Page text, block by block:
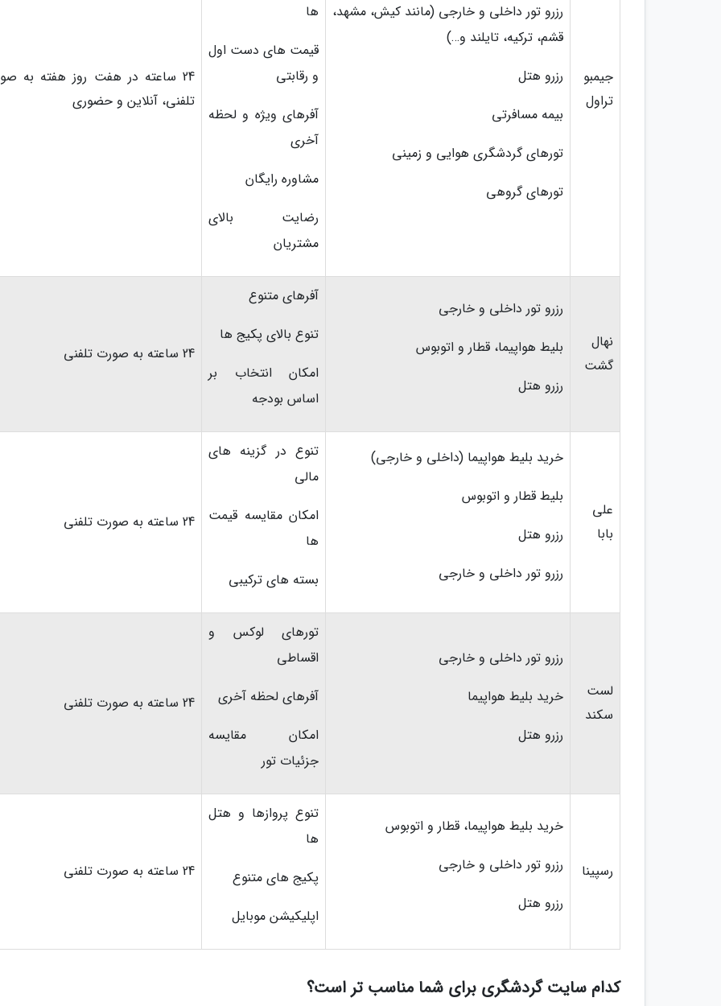
جیمبو
تراول
رزرو تور داخلی و خارجی (مانند کیش، مشهد،
قشم، ترکیه، تایلند و…)
رزرو هتل
بیمه مسافرتی
تورهای گردشگری هوایی و زمینی
تورهای گروهی
ها
قیمت های دست اول
و رقابتی
آفرهای ویژه و لحظه
آخری
مشاوره رایگان
رضایت بالای
مشتریان
24 ساعته در هفت روز هفته به
تلفنی، آنلاین و حضوری
نهال
گشت
رزرو تور داخلی و خارجی
بلیط هواپیما، قطار و اتوبوس
رزرو هتل
آفرهای متنوع
تنوع بالای پکیج ها
امکان انتخاب بر
اساس بودجه
24 ساعته به صورت تلفنی
علی
بابا
خرید بلیط هواپیما (داخلی و خارجی)
بلیط قطار و اتوبوس
رزرو هتل
رزرو تور داخلی و خارجی
تنوع در گزینه های
مالی
امکان مقایسه قیمت
ها
بسته های ترکیبی
24 ساعته به صورت تلفنی
لست
سکند
رزرو تور داخلی و خارجی
خرید بلیط هواپیما
رزرو هتل
تورهای لوکس و
اقساطی
آفرهای لحظه آخری
امکان مقایسه
جزئیات تور
24 ساعته به صورت تلفنی
رسپینا
خرید بلیط هواپیما، قطار و اتوبوس
رزرو تور داخلی و خارجی
رزرو هتل
تنوع پروازها و هتل
ها
پکیج های متنوع
اپلیکیشن موبایل
24 ساعته به صورت تلفنی
کدام سایت گردشگری برای شما مناسب تر است؟